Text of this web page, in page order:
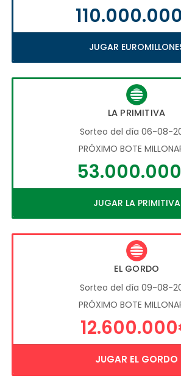
JUGAR
LA PRIMITIVA
Sorteo del día 06-08-
PRÓXIMO BOTE
JUGAR LA PRIMITIVA
EL GORDO
Sorteo del día 09-08-
PRÓXIMO BOTE
JUGAR EL GORDO